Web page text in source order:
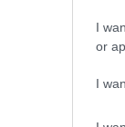
I
or
I